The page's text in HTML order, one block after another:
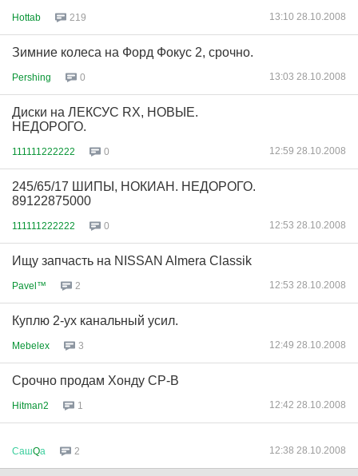
Hottab 219 13:10 28.10.2008
Зимние колеса на Форд Фокус 2, срочно.
Pershing 0 13:03 28.10.2008
Диски на ЛЕКСУС RX, НОВЫЕ.
НЕДОРОГО.
111111222222 0 12:59 28.10.2008
245/65/17 ШИПЫ, НОКИАН. НЕДОРОГО.
89122875000
111111222222 0 12:53 28.10.2008
Ищу запчасть на NISSAN Almera Classik
Pavel™ 2 12:53 28.10.2008
Куплю 2-ух канальный усил.
Mebelex 3 12:49 28.10.2008
Срочно продам Хонду СР-В
Hitman2 1 12:42 28.10.2008
СашQа 2 12:38 28.10.2008